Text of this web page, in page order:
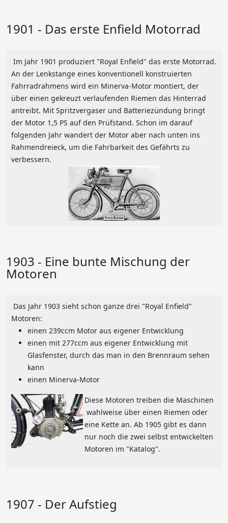
1901 - Das erste Enfield Motorrad
Im Jahr 1901 produziert "Royal Enfield" das erste Motorrad.
An der Lenkstange eines konventionell konstruierten
Fahrradrahmens wird ein Minerva-Motor montiert, der
über einen gekreuzt verlaufenden Riemen das Hinterrad
antreibt. Mit Spritzvergaser und Batteriezündung bringt
der Motor 1,5 PS auf den Prüfstand. Schon im darauf
folgenden Jahr wandert der Motor aber nach unten ins
Rahmendreieck, um die Fahrbarkeit des Gefährts zu
verbessern.
1903 - Eine bunte Mischung der
Motoren
Das Jahr 1903 sieht schon ganze drei "Royal Enfield"
Motoren:
einen 239ccm Motor aus eigener Entwicklung
einen mit 277ccm aus eigener Entwicklung mit
Glasfenster, durch das man in den Brennraum sehen
kann
einen Minerva-Motor
Diese Motoren treiben die Maschinen
wahlweise über einen Riemen oder
eine Kette an. Ab 1905 gibt es dann
nur noch die zwei selbst entwickelten
Motoren im "Katalog".
1907 - Der Aufstieg